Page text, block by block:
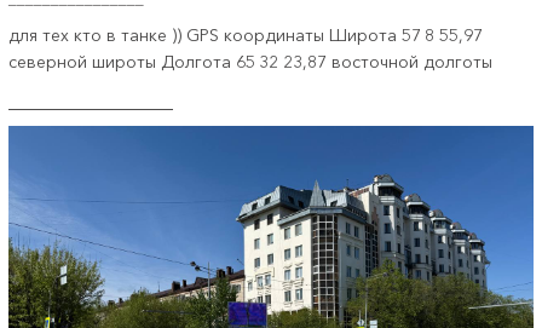
для тех кто в танке )) GPS координаты Широта 57 8 55,97
северной широты Долгота 65 32 23,87 восточной долготы